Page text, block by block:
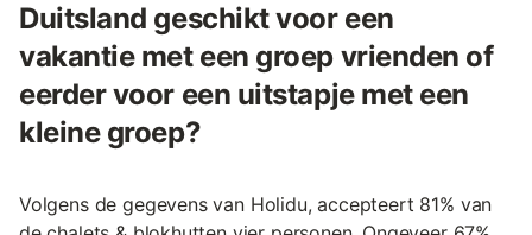
Duitsland geschikt voor een
vakantie met een groep vrienden of
eerder voor een uitstapje met een
kleine groep?
Volgens de gegevens van Holidu, accepteert 81% van